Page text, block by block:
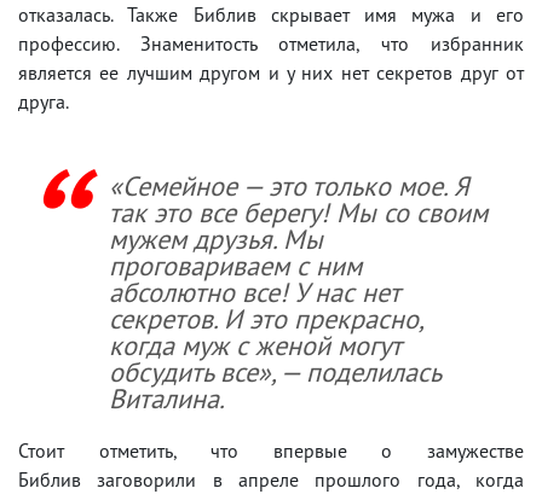
отказалась. Также Библив скрывает имя мужа и его
профессию. Знаменитость отметила, что избранник
является ее лучшим другом и у них нет секретов друг от
друга.
«Семейное — это только мое. Я
так это все берегу! Мы со своим
мужем друзья. Мы
проговариваем с ним
абсолютно все! У нас нет
секретов. И это прекрасно,
когда муж с женой могут
обсудить все», — поделилась
Виталина.
Стоит отметить, что впервые о замужестве
Библив заговорили в апреле прошлого года, когда